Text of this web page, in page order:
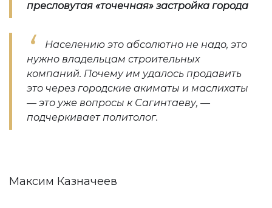
пресловутая «точечная» застройка города
Населению это абсолютно не надо, это
нужно владельцам строительных
компаний. Почему им удалось продавить
это через городские акиматы и маслихаты
— это уже вопросы к Сагинтаеву, —
подчеркивает политолог.
Максим Казначеев